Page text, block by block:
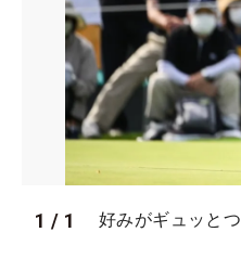
1 / 1 好みがギュッと